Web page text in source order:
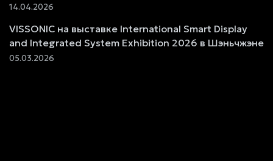
14.04.2026
VISSONIC на выставке International Smart Display
and Integrated System Exhibition 2026 в Шэньчжэне
05.03.2026